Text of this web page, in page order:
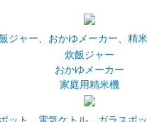
ジャー、おかゆメーカー、精米
炊飯ジャー
おかゆメーカー
家庭用精米機